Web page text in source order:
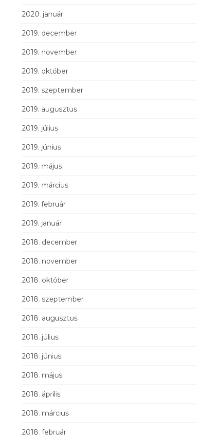
2020. január
2019. december
2019. november
2019. október
2019. szeptember
2019. augusztus
2019. július
2019. június
2019. május
2019. március
2019. február
2019. január
2018. december
2018. november
2018. október
2018. szeptember
2018. augusztus
2018. július
2018. június
2018. május
2018. április
2018. március
2018. február